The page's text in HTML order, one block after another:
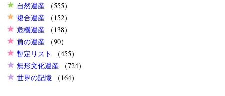
自然遺産（555）
複合遺産（152）
危機遺産（138）
負の遺産（90）
暫定リスト
（455）
無形文化遺産（724）
世界の記憶（164）